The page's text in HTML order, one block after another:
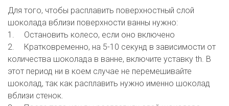
Для того, чтобы расплавить поверхностный слой
шоколада вблизи поверхности ванны нужно:
1.	Остановить колесо, если оно включено
2.	Кратковременно, на 5-10 секунд в зависимости от
количества шоколада в ванне, включите уставку th. В
этот период ни в коем случае не перемешивайте
шоколад, так как расплавить нужно именно шоколад
вблизи стенок.